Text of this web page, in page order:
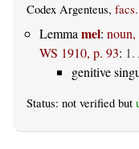
Codex Argenteus,
Lemmamel: noun,
WS 1910, p. 93: 1.
genitive
Status: not verified but